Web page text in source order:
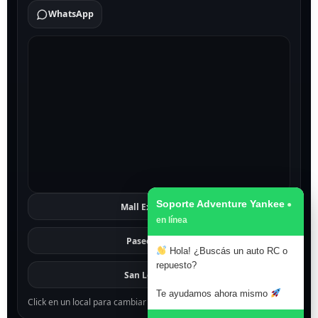
WhatsApp
Mall Excelsior Ver
Paseo 1811
San Lorenzo
Click en un local para cambiar el mapa.
Soporte Adventure Yankee
Hola! ¿Buscás un auto RC o
repuesto?
Te ayudamos ahora mismo